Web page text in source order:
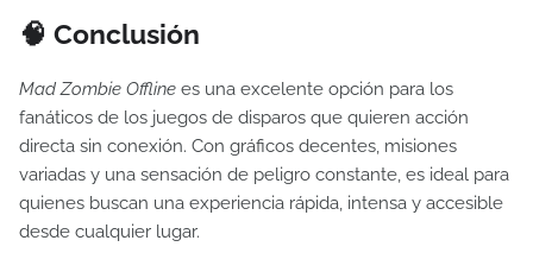
🧠 Conclusión
Mad Zombie Offline es una excelente opción para los
fanáticos de los juegos de disparos que quieren acción
directa sin conexión. Con gráficos decentes, misiones
variadas y una sensación de peligro constante, es ideal para
quienes buscan una experiencia rápida, intensa y accesible
desde cualquier lugar.